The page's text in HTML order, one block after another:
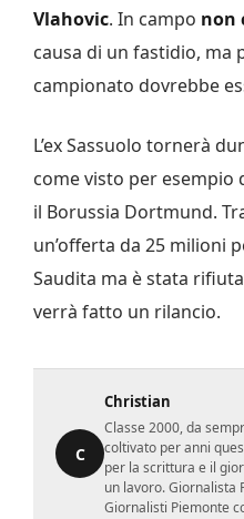
Vlahovic. In campo non
causa di un fastidio, ma
campionato dovrebbe
L’ex Sassuolo tornerà
come visto per
il Borussia Dortmund.
un’offerta da 25 milioni
Saudita ma è stata
verrà fatto un rilancio.
C
Christian
Classe 2000, da
coltivato per anni
per la scrittura e il
un lavoro. Giornalista
Giornalisti Piemonte